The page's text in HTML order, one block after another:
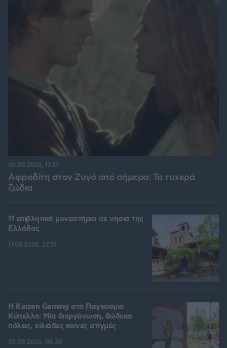
Αφροδίτη στον Ζυγό από σήμερα: Τα τυχερά
ζώδια
06.08.2026, 17:31
11 επιβλητικά μοναστήρια σε νησιά της
Ελλάδας
17.06.2026, 22:51
H Kaizen Gaming στο Παγκόσμιο
Kύπελλο: Μία διοργάνωση, δώδεκα
πόλεις, χιλιάδες κοινές στιγμές
05.08.2026, 08:38